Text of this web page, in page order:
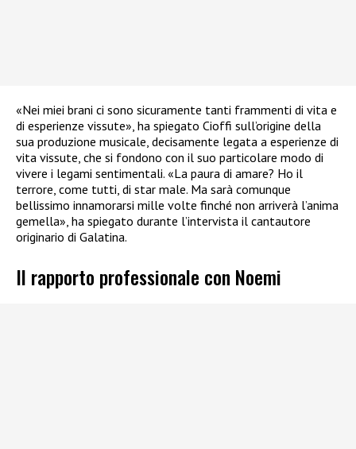
«Nei miei brani ci sono sicuramente tanti frammenti di vita e
di esperienze vissute», ha spiegato Cioffi sull’origine della
sua produzione musicale, decisamente legata a esperienze di
vita vissute, che si fondono con il suo particolare modo di
vivere i legami sentimentali. «La paura di amare? Ho il
terrore, come tutti, di star male. Ma sarà comunque
bellissimo innamorarsi mille volte finché non arriverà l’anima
gemella», ha spiegato durante l’intervista il cantautore
originario di Galatina.
Il rapporto professionale con Noemi